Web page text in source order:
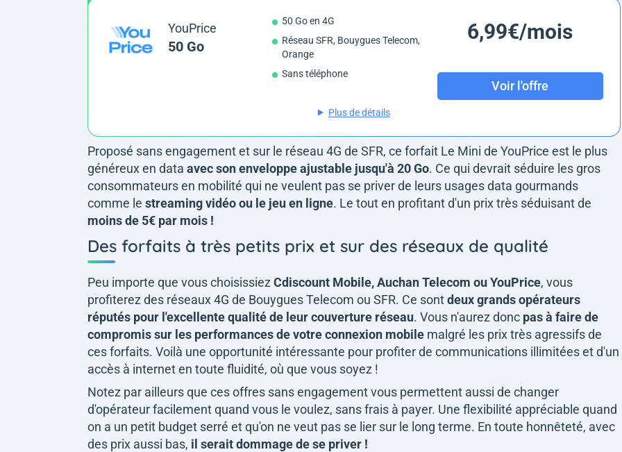
YouPrice
50 Go
50 Go en 4G
Réseau SFR, Bouygues Telecom,
Orange
Sans téléphone
6,99€/mois
Voir l'offre
Plus de détails
Proposé sans engagement et sur le réseau 4G de SFR, ce forfait Le Mini de YouPrice est le plus
généreux en data avec son enveloppe ajustable jusqu'à 20 Go. Ce qui devrait séduire les gros
consommateurs en mobilité qui ne veulent pas se priver de leurs usages data gourmands
comme le streaming vidéo ou le jeu en ligne. Le tout en profitant d'un prix très séduisant de
moins de 5€ par mois !
Des forfaits à très petits prix et sur des réseaux de qualité
Peu importe que vous choisissiez Cdiscount Mobile, Auchan Telecom ou YouPrice, vous
profiterez des réseaux 4G de Bouygues Telecom ou SFR. Ce sontdeux grands opérateurs
réputés pour l'excellente qualité de leur couverture réseau. Vous n'aurez donc pas à faire de
compromis sur les performances de votre connexion mobile malgré les prix très agressifs de
ces forfaits. Voilà une opportunité intéressante pour profiter de communications illimitées et d'un
accès à internet en toute fluidité, où que vous soyez !
Notez par ailleurs que ces offres sans engagement vous permettent aussi de changer
d'opérateur facilement quand vous le voulez, sans frais à payer. Une flexibilité appréciable quand
on a un petit budget serré et qu'on ne veut pas se lier sur le long terme. En toute honnêteté, avec
des prix aussi bas, il serait dommage de se priver !